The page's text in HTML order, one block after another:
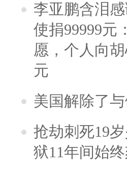
李亚鹏含泪
使捐99999元
愿，个人向
元
美国解除了
抢劫刺死19
狱11年间始